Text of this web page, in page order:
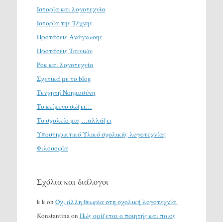
Ιστορία και λογοτεχνία
Ιστορία της Τέχνης
Προτάσεις Ανάγνωσης
Προτάσεις Ταινιών
Ροκ και λογοτεχνία
Σχετικά με το blog
Τενχητή Νοημοσύνη
Το κείμενο σώζει…
Το σχολείο μας…αλλάζει
Υποστηρικτικό Υλικό σχολικής λογοτεχνίας
Φιλοσοφία
Σχόλια και διάλογοι
k kon Όχι άλλη θεωρία στη σχολική λογοτεχνία.
Konstantinaon Πώς ορίζεται ο ποιητής και ποιος